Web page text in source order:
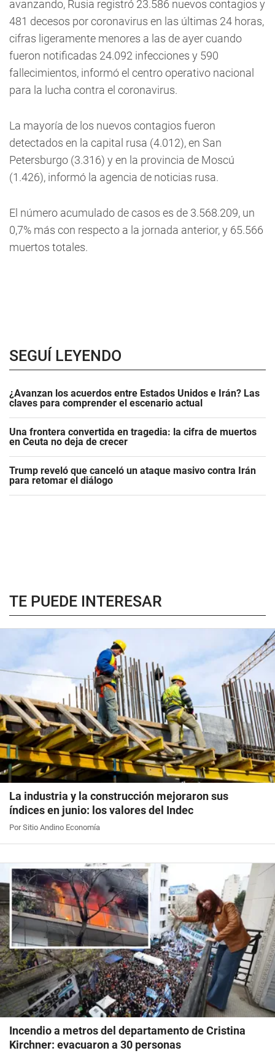
avanzando, Rusia registró 23.586 nuevos contagios y
481 decesos por coronavirus en las últimas 24 horas,
cifras ligeramente menores a las de ayer cuando
fueron notificadas 24.092 infecciones y 590
fallecimientos, informó el centro operativo nacional
para la lucha contra el coronavirus.
La mayoría de los nuevos contagios fueron
detectados en la capital rusa (4.012), en San
Petersburgo (3.316) y en la provincia de Moscú
(1.426), informó la agencia de noticias rusa.
El número acumulado de casos es de 3.568.209, un
0,7% más con respecto a la jornada anterior, y 65.566
muertos totales.
SEGUÍ LEYENDO
¿Avanzan los acuerdos entre Estados Unidos e Irán? Las
claves para comprender el escenario actual
Una frontera convertida en tragedia: la cifra de muertos
en Ceuta no deja de crecer
Trump reveló que canceló un ataque masivo contra Irán
para retomar el diálogo
TE PUEDE INTERESAR
La industria y la construcción mejoraron sus
índices en junio: los valores del Indec
Por Sitio Andino Economía
Incendio a metros del departamento de Cristina
Kirchner: evacuaron a 30 personas